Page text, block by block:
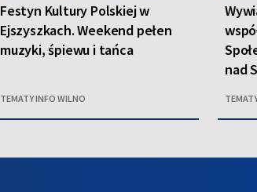
Festyn Kultury Polskiej w
Ejszyszkach. Weekend pełen
muzyki, śpiewu i tańca
TEMATY INFO WILNO
nad